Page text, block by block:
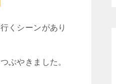
くシーンがあり
ぶやきました。